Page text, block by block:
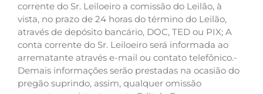
corrente do Sr. Leiloeiro a comissão do Leilão, à
vista, no prazo de 24 horas do término do Leilão,
através de depósito bancário, DOC, TED ou PIX; A
conta corrente do Sr. Leiloeiro será informada ao
arrematante através e-mail ou contato telefônico.-
Demais informações serão prestadas na ocasião do
pregão suprindo, assim, qualquer omissão